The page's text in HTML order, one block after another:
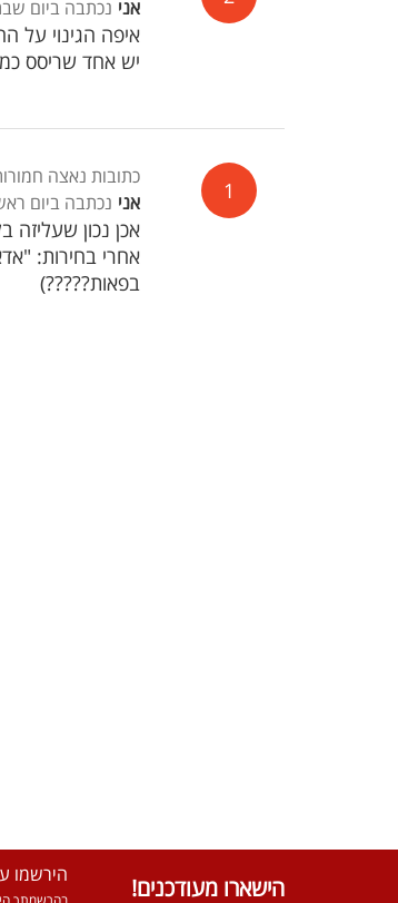
אני נכתבה ביום שבת, 27 ביולי 2019,
איפה הגינוי על
יש אחד שריסס
1
כתובות נאצה
אני נכתבה ביום ראשון, 14 ביולי
אכן נכון
אחרי בחירות:
בפאות?????)
הישארו מעודכנים! הירשמו